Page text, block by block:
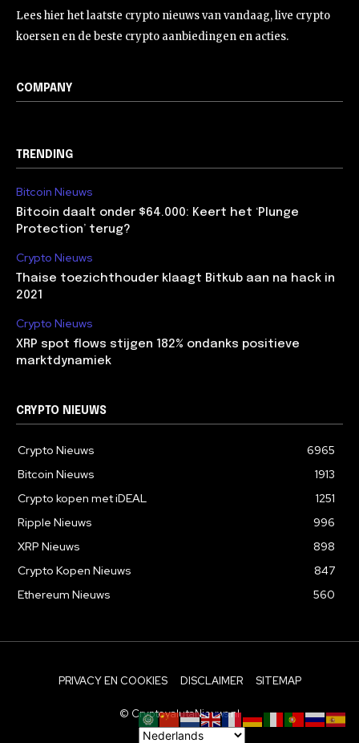
Lees hier het laatste crypto nieuws van vandaag, live crypto
koersen en de beste crypto aanbiedingen en acties.
COMPANY
TRENDING
Bitcoin Nieuws
Bitcoin daalt onder $64.000: Keert het ‘Plunge
Protection’ terug?
Crypto Nieuws
Thaise toezichthouder klaagt Bitkub aan na hack in
2021
Crypto Nieuws
XRP spot flows stijgen 182% ondanks positieve
marktdynamiek
CRYPTO NIEUWS
Crypto Nieuws
6965
Bitcoin Nieuws
1913
Crypto kopen met iDEAL
1251
Ripple Nieuws
996
XRP Nieuws
898
Crypto Kopen Nieuws
847
Ethereum Nieuws
560
PRIVACY EN COOKIES DISCLAIMER SITEMAP
© CryptovalutaNieuws.nl